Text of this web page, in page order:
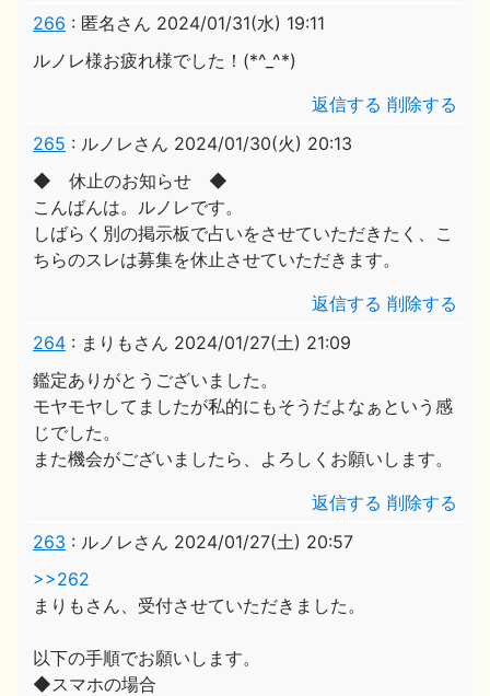
266 : 匿名さん 2024/01/31(水) 19:11
ルノレ様お疲れ様でした！(*^_^*)
返信する 削除する
265 : ルノレさん 2024/01/30(火) 20:13
◆ 休止のお知らせ ◆
こんばんは。ルノレです。
しばらく別の掲示板で占いをさせていただきたく、こ
ちらのスレは募集を休止させていただきます。
返信する 削除する
264 : まりもさん 2024/01/27(土) 21:09
鑑定ありがとうございました。
モヤモヤしてましたが私的にもそうだよなぁという感
じでした。
また機会がございましたら、よろしくお願いします。
返信する 削除する
263 : ルノレさん 2024/01/27(土) 20:57
>>262
まりもさん、受付させていただきました。
以下の手順でお願いします。
◆スマホの場合